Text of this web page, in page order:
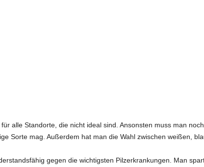
alle Standorte, die nicht ideal sind. Ansonsten muss man
Sorte mag. Außerdem hat man die Wahl zwischen weißen,
gegen die wichtigsten Pilzerkrankungen. Man